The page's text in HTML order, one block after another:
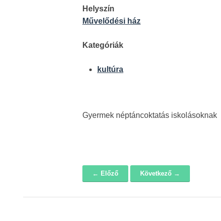
Helyszín
Művelődési ház
Kategóriák
kultúra
Gyermek néptáncoktatás iskolásoknak
← Előző Következő →